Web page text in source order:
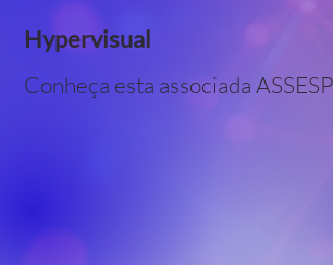
Hypervisual
Conheça esta associada